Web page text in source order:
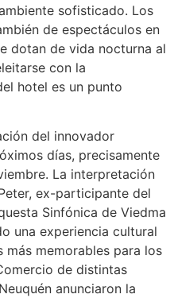
sofisticado. Los
de espectáculos en
dotan de vida nocturna al
con la
hotel es un punto
del innovador
días, precisamente
La interpretación
ex-participante del
Sinfónica de Viedma
una experiencia cultural
más memorables para los
de distintas
anunciaron la